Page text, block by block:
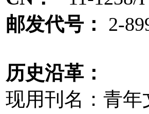
邮发代号：
2-
历史沿革：
现用刊名：青年